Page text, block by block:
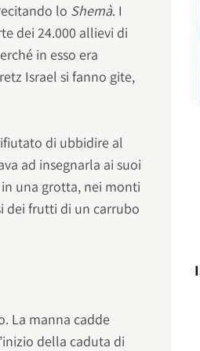
lo Shemà. I
dei 24.000 allievi di
in esso era
Israel si fanno gite,
di ubbidire al
ad insegnarla ai suoi
una grotta, nei monti
dei frutti di un carrubo
La manna cadde
della caduta di